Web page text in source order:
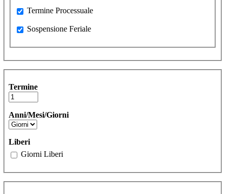
Processuale
Termine Processuale
Sospensione Feriale
Sospensione Feriale
Termine
Anni/Mesi/Giorni
Liberi
Giorni Liberi